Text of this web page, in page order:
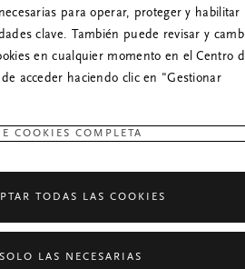
para operar, proteger y habilitar
clave. También puede revisar y
en cualquier momento en el Centro
acceder haciendo clic en "Gestionar
COOKIES COMPLETA
TODAS LAS COOKIES
SOLO LAS NECESARIAS